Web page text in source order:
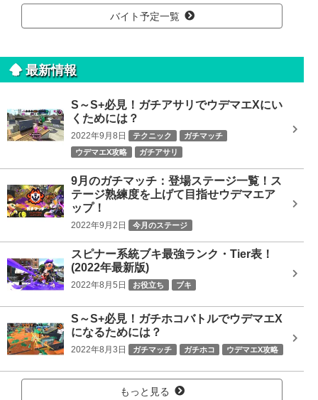
索
バイト予定一覧
最新情報
S～S+必見！ガチアサリでウデマエXにい
くためには？
2022年9月8日 テクニック
ガチマッチ
ウデマエX攻略
ガチアサリ
9月のガチマッチ：登場ステージ一覧！ス
テージ熟練度を上げて目指せウデマエア
ップ！
2022年9月2日 今月のステージ
スピナー系統ブキ最強ランク・Tier表！
(2022年最新版)
2022年8月5日 お役立ち ブキ
S～S+必見！ガチホコバトルでウデマエX
になるためには？
2022年8月3日 ガチマッチ ガチホコ ウデマエX攻略
もっと見る